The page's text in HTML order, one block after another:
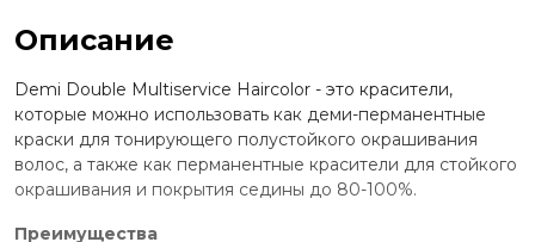
Описание
Demi Double Multiservice Haircolor - это красители,
которые можно использовать как деми-перманентные
краски для тонирующего полустойкого окрашивания
волос, а также как перманентные красители для стойкого
окрашивания и покрытия седины до 80-100%.
Преимущества